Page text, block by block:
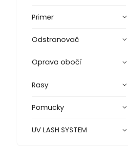
Primer
Odstranovač
Oprava obočí
Rasy
Pomucky
UV LASH SYSTEM